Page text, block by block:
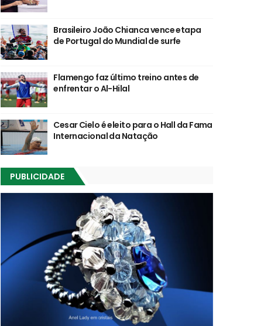
Brasileiro João Chianca vence etapa
de Portugal do Mundial de surfe
Flamengo faz último treino antes de
enfrentar o Al-Hilal
Cesar Cielo é eleito para o Hall da Fama
Internacional da Natação
PUBLICIDADE